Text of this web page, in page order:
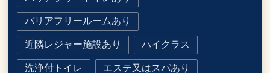
バリアフリールームあり
近隣レジャー施設あり ハイクラス
洗浄付トイレ エステ又はスパあり